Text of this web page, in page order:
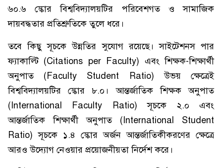
৬০.৬ স্কোর বিশ্ববিদ্যালয়টির পরিবেশগত ও সামাজিক
দায়বদ্ধতার প্রতিশ্রুতিকে তুলে ধরে।
তবে কিছু সূচকে উন্নতির সুযোগ রয়েছে। সাইটেশনস পার
ফ্যাকাল্টি (Citations per Faculty) এবং শিক্ষক-শিক্ষার্থী
অনুপাত (Faculty Student Ratio) উভয় ক্ষেত্রেই
বিশ্ববিদ্যালয়টির স্কোর ৮.০। আন্তর্জাতিক শিক্ষক অনুপাত
(International Faculty Ratio) সূচকে ২.০ এবং
আন্তর্জাতিক শিক্ষার্থী অনুপাত (International Student
Ratio) সূচকে ১.৪ স্কোর অর্জন আন্তর্জাতিকীকরণের ক্ষেত্রে
আরও উদ্যোগ নেওয়ার প্রয়োজনীয়তা নির্দেশ করে।